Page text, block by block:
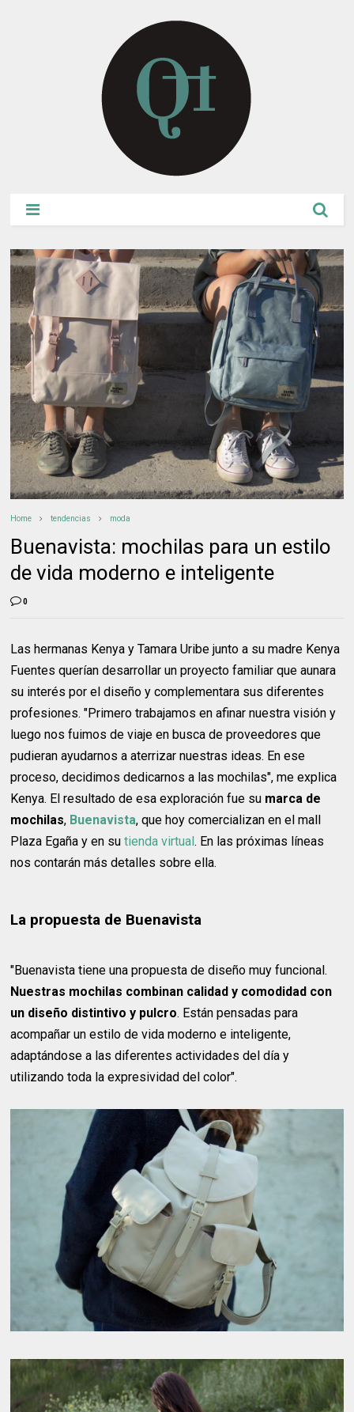
Home tendencias moda
Buenavista: mochilas para un estilo
de vida moderno e inteligente
0
Las hermanas Kenya y Tamara Uribe junto a su madre Kenya
Fuentes querían desarrollar un proyecto familiar que aunara
su interés por el diseño y complementara sus diferentes
profesiones. "Primero trabajamos en afinar nuestra visión y
luego nos fuimos de viaje en busca de proveedores que
pudieran ayudarnos a aterrizar nuestras ideas. En ese
proceso, decidimos dedicarnos a las mochilas", me explica
Kenya. El resultado de esa exploración fue su marca de
mochilas, Buenavista, que hoy comercializan en el mall
Plaza Egaña y en sutienda virtual. En las próximas líneas
nos contarán más detalles sobre ella.
La propuesta de Buenavista
"Buenavista tiene una propuesta de diseño muy funcional.
Nuestras mochilas combinan calidad y comodidad con
un diseño distintivo y pulcro. Están pensadas para
acompañar un estilo de vida moderno e inteligente,
adaptándose a las diferentes actividades del día y
utilizando toda la expresividad del color".